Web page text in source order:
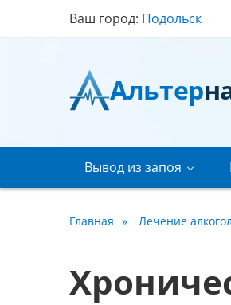
Ваш город: Подольск
Альтер
Вывод из запоя
Главная Лечение